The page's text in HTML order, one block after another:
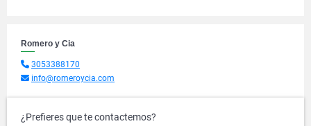
Romero y Cia
3053388170
info@romeroycia.com
¿Prefieres que te contactemos?